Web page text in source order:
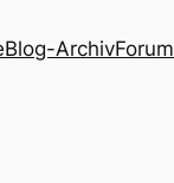
Blog-ArchivForum